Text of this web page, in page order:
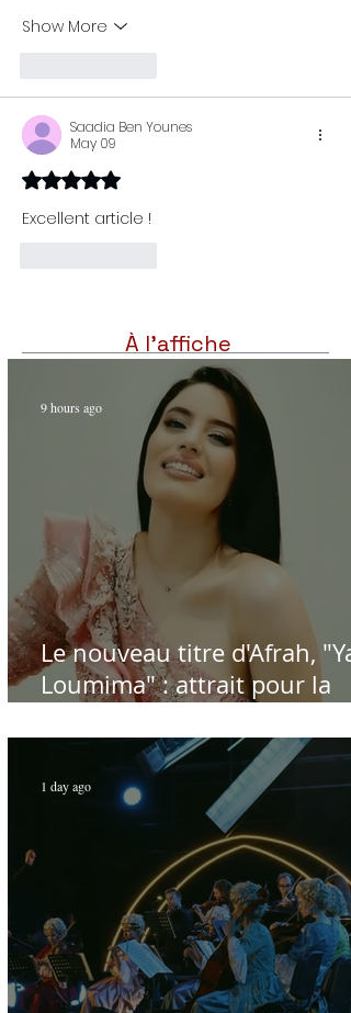
Show More
Saadia Ben Younes
May 09
Rated 5 out of 5 stars.
Excellent article !
À l'affiche
Le nouveau titre d'Afrah, "Ya
Loumima" : attrait pour la
Rabah Driassa
9 hours ago
1 day ago